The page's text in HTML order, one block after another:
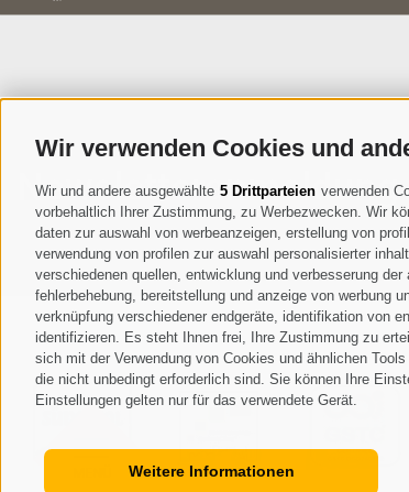
Wir verwenden Cookies und
Wir und andere ausgewählte 5 Drittparteien verwenden
vorbehaltlich Ihrer Zustimmung, zu Werbezwecken. Wir
daten zur auswahl von werbeanzeigen, erstellung von
verwendung von profilen zur auswahl personalisierter
verschiedenen quellen, entwicklung und verbesserung
fehlerbehebung, bereitstellung und anzeige von werbung
verknüpfung verschiedener endgeräte, identifikation von
identifizieren. Es steht Ihnen frei, Ihre Zustimmung zu
sich mit der Verwendung von Cookies und ähnlichen
die nicht unbedingt erforderlich sind. Sie können Ihre
Einstellungen gelten nur für das verwendete Gerät.
Weitere Informationen
Newsletteranmeldung